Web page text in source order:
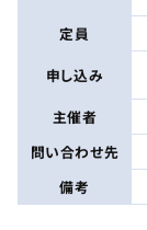
定員
申し込み
主催者
問い合わせ先
備考